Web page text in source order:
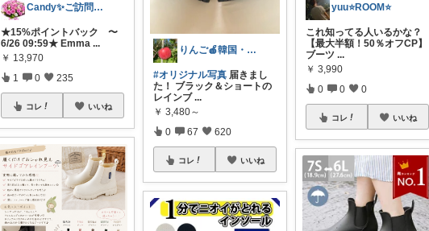
Candy✨ご訪問・経由購入に日々感謝✨
★15%ポイントバック 〜
6/26 09:59★ Emma ...
￥ 13,970
1 0 235
コレ いいね
りんご🍎韓国・北欧インテリア
#オリジナル写真 届きまし
た！ ブラック＆ショートの
レインブ ...
￥ 3,480～
0 67 620
コレ いいね
yuu⭐️ROOM⭐️
これ知ってる人いるかな？
【最大半額！50％オフCP】
ブーツ ...
￥ 3,990
0 0 0
コレ いいね